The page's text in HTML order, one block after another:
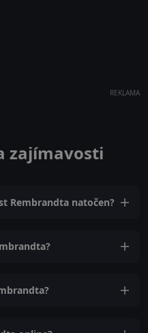
REKLAMA
zajímavosti
Rembrandta natočen?